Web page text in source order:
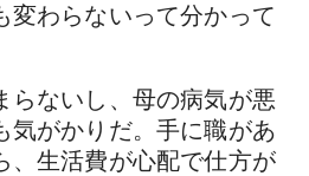
変わらないって分かって
らないし、母の病気が悪
気がかりだ。手に職があ
、生活費が心配で仕方が